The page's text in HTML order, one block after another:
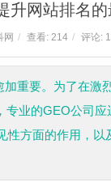
升网站排名
网 / 查看: 214 / 评论:
重要。为了在激
业的GEO公司应
方面的作用，